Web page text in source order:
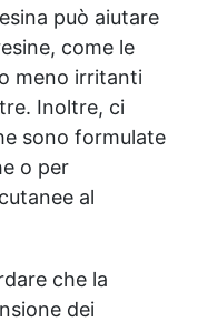
può aiutare
come le
meno irritanti
Inoltre, ci
sono formulate
o per
al
che la
dei